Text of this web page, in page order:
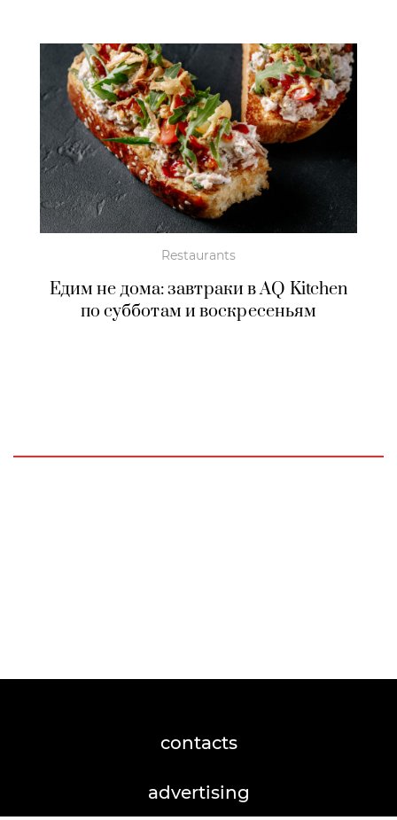
Restaurants
Едим не дома: завтраки в AQ Kitchen
по субботам и воскресеньям
contacts
advertising